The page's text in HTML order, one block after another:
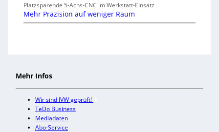
Platzsparende 5-Achs-CNC im Werkstatt-Einsatz
Mehr Präzision auf weniger Raum
Mehr Infos
Wir sind IVW geprüft!
TeDo Business
Mediadaten
Abo-Service